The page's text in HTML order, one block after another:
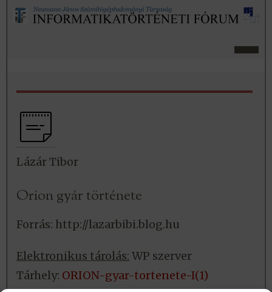
Lázár Tibor
Orion gyár története
Forrás: http://lazarbibi.blog.hu
Elektronikus tárolás: WP szerver
Tárhely: ORION-gyar-tortenete-I(1)